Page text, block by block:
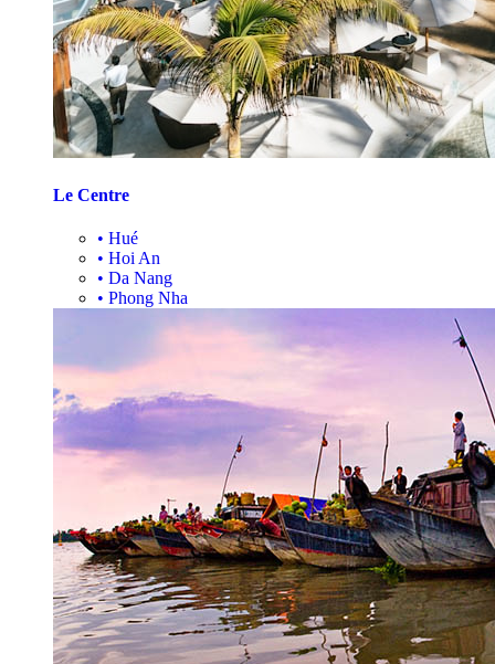
Le Centre
• Hué
• Hoi An
• Da Nang
• Phong Nha